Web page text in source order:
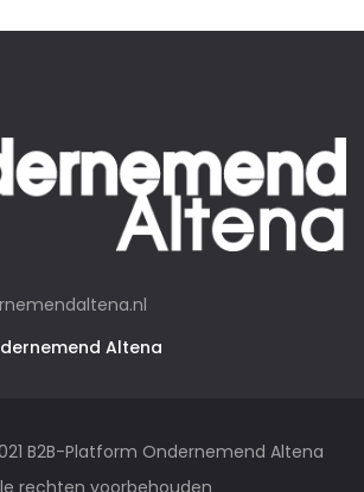
Altena
B2B-Platform Ondernemend Altena
rechten voorbehouden